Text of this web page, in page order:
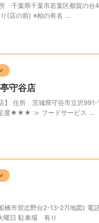
所 千葉県千葉市若葉区都賀
(店の前) ※柏の有名 ...
守谷店
店】 住所 茨城県守谷市立沢
度★★★ ≫ フードサービス ...
橋市習志野台2-13-27(地図)
曜日 駐車場 有り